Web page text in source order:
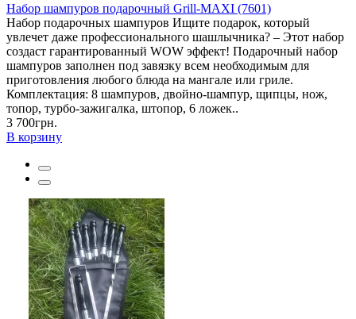
Набор шампуров подарочный Grill-MAXI (7601)
Набор подарочных шампуров Ищите подарок, который
увлечет даже профессионального шашлычника? – Этот набор
создаст гарантированный WOW эффект! Подарочный набор
шампуров заполнен под завязку всем необходимым для
приготовления любого блюда на мангале или гриле.
Комплектация: 8 шампуров, двойно-шампур, щипцы, нож,
топор, турбо-зажигалка, штопор, 6 ложек..
3 700грн.
В корзину